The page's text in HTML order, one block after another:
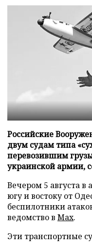
Российские
двум судам типа
перевозившим
украинской армии,
Вечером 5 августа в
югу и востоку от
беспилотники
ведомство в Max.
Эти транспортные